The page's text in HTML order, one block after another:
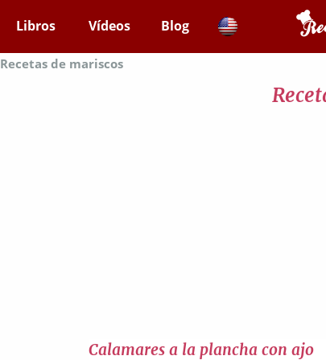
Libros Vídeos Blog
Recetas de mariscos
Calamares a la plancha con ajo